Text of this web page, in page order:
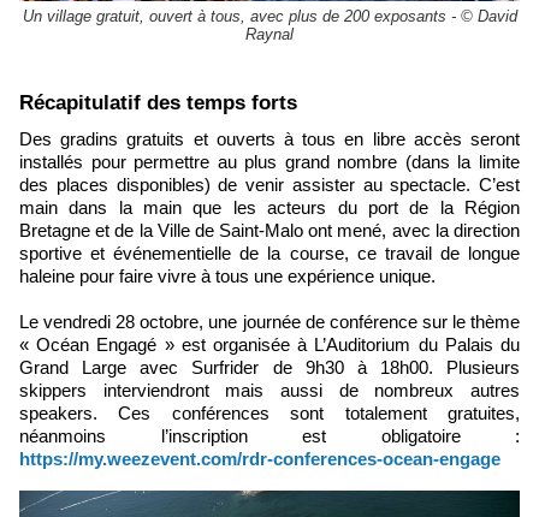
Un village gratuit, ouvert à tous, avec plus de 200 exposants - © David
Raynal
​Récapitulatif des temps forts
Des gradins gratuits et ouverts à tous en libre accès seront
installés pour permettre au plus grand nombre (dans la limite
des places disponibles) de venir assister au spectacle. C’est
main dans la main que les acteurs du port de la Région
Bretagne et de la Ville de Saint-Malo ont mené, avec la direction
sportive et événementielle de la course, ce travail de longue
haleine pour faire vivre à tous une expérience unique.
Le vendredi 28 octobre, une journée de conférence sur le thème
« Océan Engagé » est organisée à L’Auditorium du Palais du
Grand Large avec Surfrider de 9h30 à 18h00. Plusieurs
skippers interviendront mais aussi de nombreux autres
speakers. Ces conférences sont totalement gratuites,
néanmoins l’inscription est obligatoire :
https://my.weezevent.com/rdr-conferences-ocean-engage